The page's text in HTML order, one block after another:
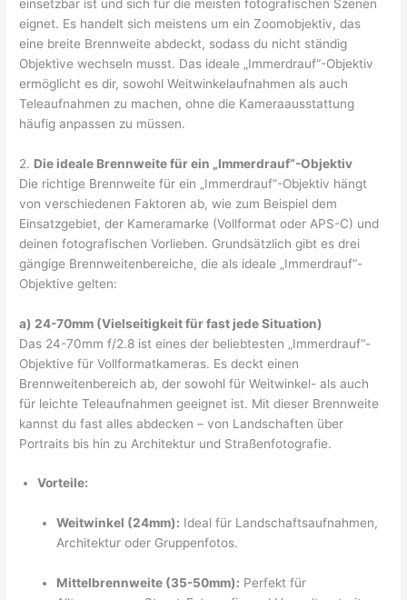
einsetzbar ist und sich für die meisten fotografischen Szenen
eignet. Es handelt sich meistens um ein Zoomobjektiv, das
eine breite Brennweite abdeckt, sodass du nicht ständig
Objektive wechseln musst. Das ideale „Immerdrauf“-Objektiv
ermöglicht es dir, sowohl Weitwinkelaufnahmen als auch
Teleaufnahmen zu machen, ohne die Kameraausstattung
häufig anpassen zu müssen.
2. Die ideale Brennweite für ein „Immerdrauf“-Objektiv
Die richtige Brennweite für ein „Immerdrauf“-Objektiv hängt
von verschiedenen Faktoren ab, wie zum Beispiel dem
Einsatzgebiet, der Kameramarke (Vollformat oder APS-C) und
deinen fotografischen Vorlieben. Grundsätzlich gibt es drei
gängige Brennweitenbereiche, die als ideale „Immerdrauf“-
Objektive gelten:
a) 24-70mm (Vielseitigkeit für fast jede Situation)
Das 24-70mm f/2.8 ist eines der beliebtesten „Immerdrauf“-
Objektive für Vollformatkameras. Es deckt einen
Brennweitenbereich ab, der sowohl für Weitwinkel- als auch
für leichte Teleaufnahmen geeignet ist. Mit dieser Brennweite
kannst du fast alles abdecken – von Landschaften über
Portraits bis hin zu Architektur und Straßenfotografie.
Vorteile:
Weitwinkel (24mm): Ideal für Landschaftsaufnahmen,
Architektur oder Gruppenfotos.
Mittelbrennweite (35-50mm): Perfekt für